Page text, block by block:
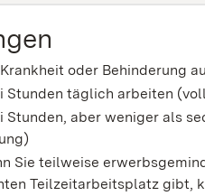
oder Behinderung
Stunden täglich arbeiten
Stunden, aber weniger als
Sie teilweise
Teilzeitarbeitsplatz gibt,